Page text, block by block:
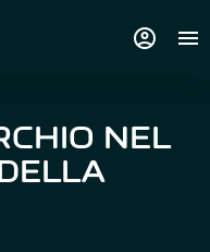
NEL
account_circle menu